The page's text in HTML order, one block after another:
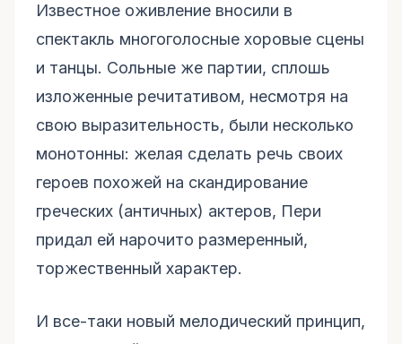
Известное оживление вносили в
спектакль многоголосные хоровые сцены
и танцы. Сольные же партии, сплошь
изложенные речитативом, несмотря на
свою выразительность, были несколько
монотонны: желая сделать речь своих
героев похожей на скандирование
греческих (античных) актеров, Пери
придал ей нарочито размеренный,
торжественный характер.
И все-таки новый мелодический принцип,